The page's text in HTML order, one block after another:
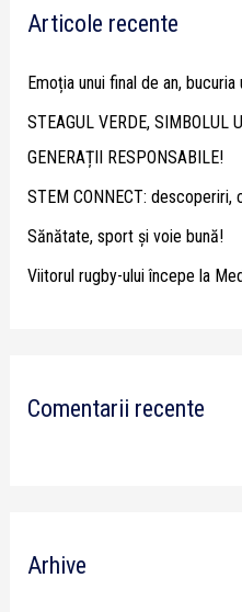
c
o
r
:
Articole recente
Emoția unui final de an, bucuria
STEAGUL VERDE, SIMBOLUL
GENERAȚII RESPONSABILE!
STEM CONNECT:
Sănătate, sport și voie bună!
Viitorul rugby-ului începe la
Comentarii recente
Arhive